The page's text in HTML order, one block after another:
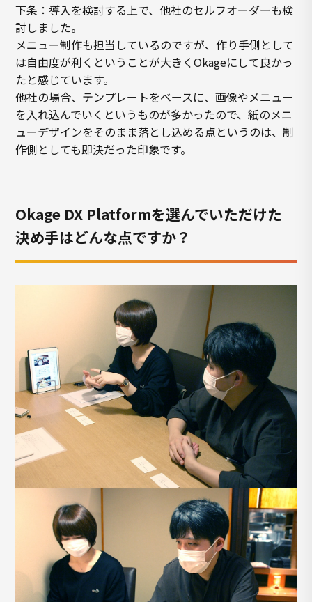
下条：導入を検討する上で、他社のセルフオーダーも検
討しました。
メニュー制作も担当しているのですが、作り手側として
は自由度が利くということが大きくOkageにして良かっ
たと感じています。
他社の場合、テンプレートをベースに、画像やメニュー
を入れ込んでいくというものが多かったので、紙のメニ
ューデザインをそのまま落とし込める点というのは、制
作側としても即決だった印象です。
Okage DX Platformを選んでいただけた
決め手はどんな点ですか？